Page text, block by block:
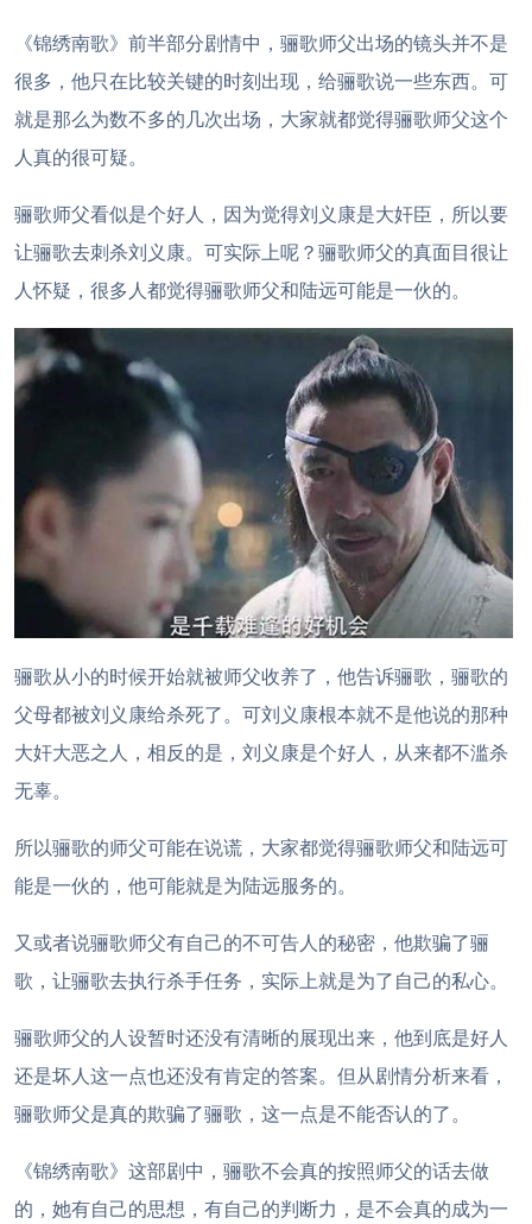
《锦绣南歌》前半部分剧情中，骊歌师父出场的镜头并不是
很多，他只在比较关键的时刻出现，给骊歌说一些东西。可
就是那么为数不多的几次出场，大家就都觉得骊歌师父这个
人真的很可疑。
骊歌师父看似是个好人，因为觉得刘义康是大奸臣，所以要
让骊歌去刺杀刘义康。可实际上呢？骊歌师父的真面目很让
人怀疑，很多人都觉得骊歌师父和陆远可能是一伙的。
骊歌从小的时候开始就被师父收养了，他告诉骊歌，骊歌的
父母都被刘义康给杀死了。可刘义康根本就不是他说的那种
大奸大恶之人，相反的是，刘义康是个好人，从来都不滥杀
无辜。
所以骊歌的师父可能在说谎，大家都觉得骊歌师父和陆远可
能是一伙的，他可能就是为陆远服务的。
又或者说骊歌师父有自己的不可告人的秘密，他欺骗了骊
歌，让骊歌去执行杀手任务，实际上就是为了自己的私心。
骊歌师父的人设暂时还没有清晰的展现出来，他到底是好人
还是坏人这一点也还没有肯定的答案。但从剧情分析来看，
骊歌师父是真的欺骗了骊歌，这一点是不能否认的了。
《锦绣南歌》这部剧中，骊歌不会真的按照师父的话去做
的，她有自己的思想，有自己的判断力，是不会真的成为一